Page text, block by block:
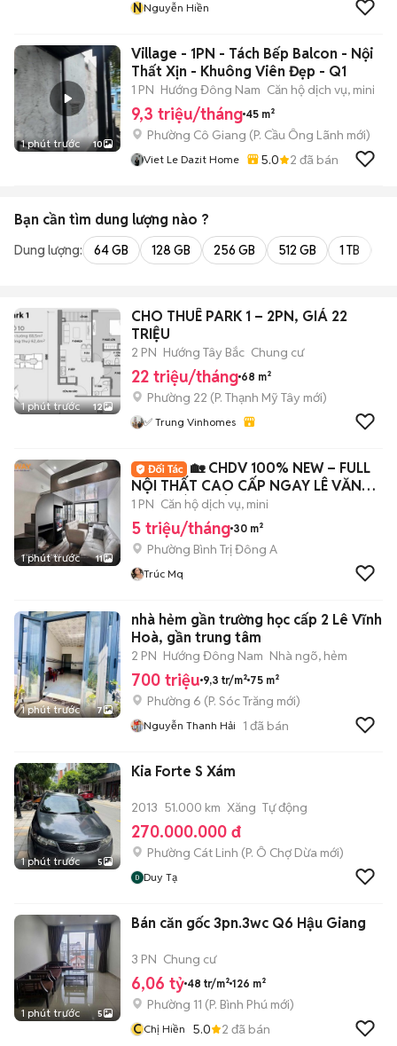
NNguyễn Hiền
1 phút trước 10
Village - 1PN - Tách Bếp Balcon - Nội
Thất Xịn - Khuông Viên Đẹp - Q1
1 PN Hướng Đông Nam Căn hộ dịch vụ, mini
9,3 triệu/tháng 45 m²
Phường Cô Giang (P. Cầu Ông Lãnh mới)
Viet Le Dazit Home 5.0 2 đã bán
Bạn cần tìm dung lượng nào ?
Dung lượng: 64 GB 128 GB 256 GB 512 GB 1 TB
1 phút trước 12
CHO THUÊ PARK 1 – 2PN, GIÁ 22
TRIỆU
2 PN Hướng Tây Bắc Chung cư
22 triệu/tháng 68 m²
Phường 22 (P. Thạnh Mỹ Tây mới)
✅ Trung Vinhomes
1 phút trước 11
🏡 CHDV 100% NEW – FULL
NỘI THẤT CAO CẤP NGAY LÊ VĂN
QUỚI, BÌNH TÂN ✨
1 PN Căn hộ dịch vụ, mini
5 triệu/tháng 30 m²
Phường Bình Trị Đông A
Trúc Mq
1 phút trước 7
nhà hẻm gần trường học cấp 2 Lê Vĩnh
Hoà, gần trung tâm
2 PN Hướng Đông Nam Nhà ngõ, hẻm
700 triệu 9,3 tr/m² 75 m²
Phường 6 (P. Sóc Trăng mới)
Nguyễn Thanh Hải 1 đã bán
1 phút trước 5
Kia Forte S Xám
2013 51.000 km Xăng Tự động
270.000.000 đ
Phường Cát Linh (P. Ô Chợ Dừa mới)
Duy Tạ
1 phút trước 5
Bán căn gốc 3pn.3wc Q6 Hậu Giang
3 PN Chung cư
6,06 tỷ 48 tr/m² 126 m²
Phường 11 (P. Bình Phú mới)
CChị Hiền 5.0 2 đã bán